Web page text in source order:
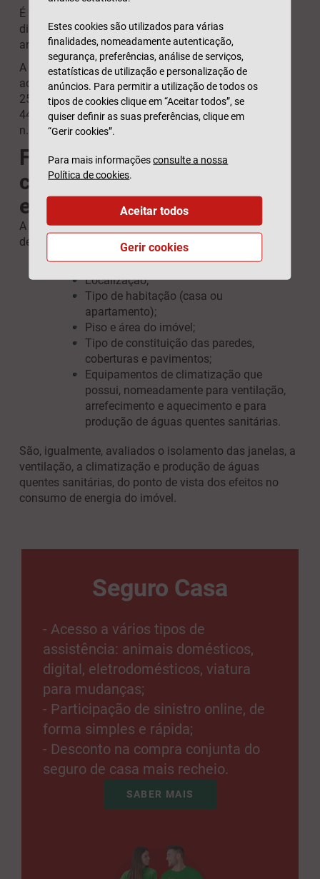
É também obrigatório por lei ter este documento em
dia, quando publicitar o imóvel para venda ou
arrendamento.
A coima por falta de entrega do certificado energético
ao comprador ou ao arrendatário pode variar entre
250€ e 3 740€ (pessoas singulares) e entre 2 500€ e €
44 890€ (pessoas coletivas), como determina o artigo
n.º 35.º doDL n.º 101-D/2020, de 7 de Dezembro.
Fatores que influenciam a
classificação da eficiência
energética
A classificação energética (de A+ a F) do seu imóvel
depende da análise de diferentes fatores.
Ano de construção do imóvel;
Localização;
Tipo de habitação (casa ou
apartamento);
Piso e área do imóvel;
Tipo de constituição das paredes,
coberturas e pavimentos;
Equipamentos de climatização que
possui, nomeadamente para ventilação,
arrefecimento e aquecimento e para
produção de águas quentes sanitárias.
São, igualmente, avaliados o isolamento das janelas, a
ventilação, a climatização e produção de águas
quentes sanitárias, do ponto de vista dos efeitos no
consumo de energia do imóvel.
Seguro Casa
- Acesso a vários tipos de
assistência: animais domésticos,
digital, eletrodomésticos, viatura
para mudanças;
- Participação de sinistro online, de
forma simples e rápida;
- Desconto na compra conjunta do
seguro de casa mais recheio.
SABER MAIS
Estes cookies são utilizados para várias
finalidades, nomeadamente autenticação,
segurança, preferências, análise de serviços,
estatísticas de utilização e personalização de
anúncios. Para permitir a utilização de todos os
tipos de cookies clique em “Aceitar todos”, se
quiser definir as suas preferências, clique em
“Gerir cookies”.
Para mais informaçõesconsulte a nossa
Política de cookies.
Gerir cookies
Aceitar todos